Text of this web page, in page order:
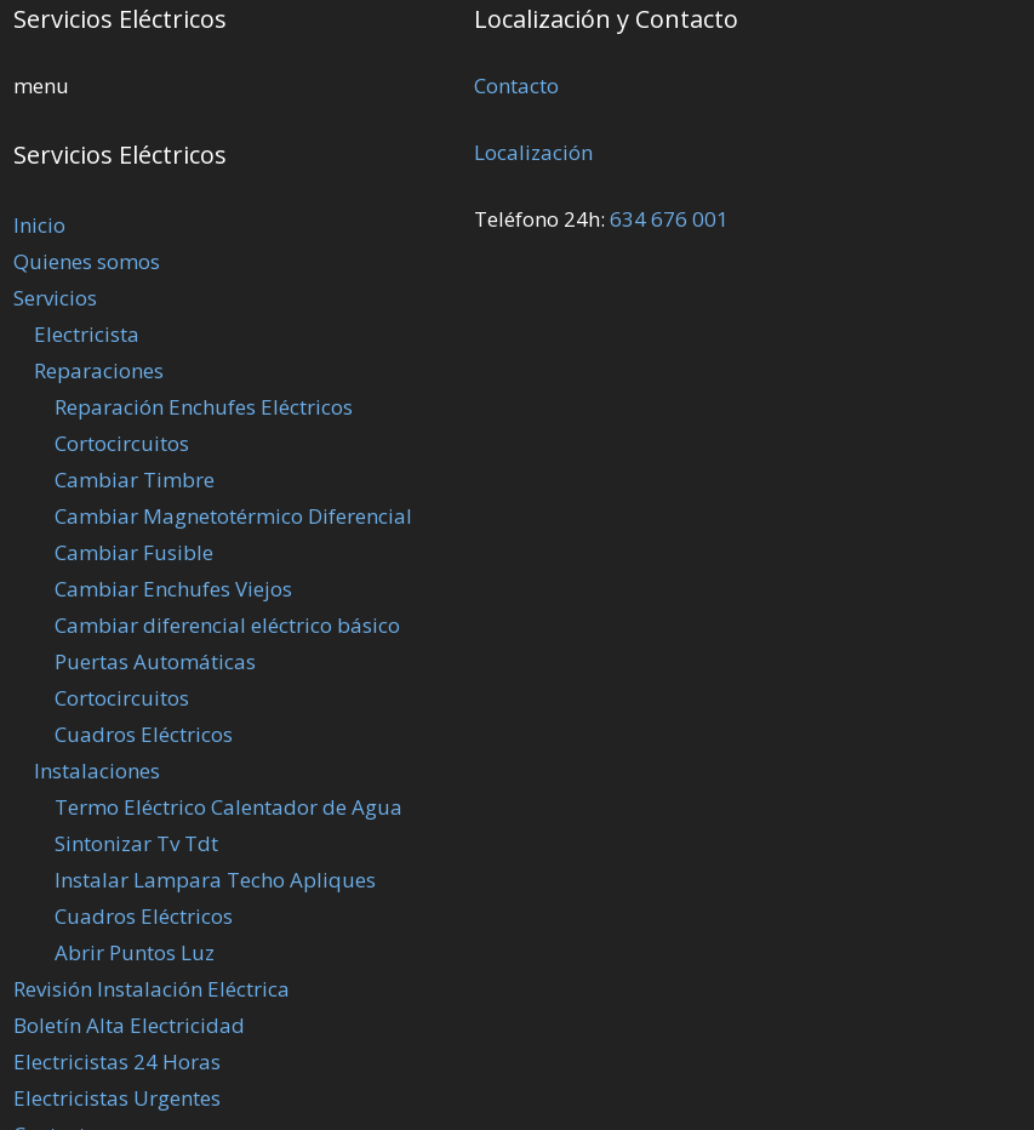
Servicios Eléctricos
menu
Servicios Eléctricos
Inicio
Quienes somos
Servicios
Electricista
Reparaciones
Reparación Enchufes Eléctricos
Cortocircuitos
Cambiar Timbre
Cambiar Magnetotérmico Diferencial
Cambiar Fusible
Cambiar Enchufes Viejos
Cambiar diferencial eléctrico básico
Puertas Automáticas
Cortocircuitos
Cuadros Eléctricos
Instalaciones
Termo Eléctrico Calentador de Agua
Sintonizar Tv Tdt
Instalar Lampara Techo Apliques
Cuadros Eléctricos
Abrir Puntos Luz
Revisión Instalación Eléctrica
Boletín Alta Electricidad
Electricistas 24 Horas
Electricistas Urgentes
Localización y Contacto
Contacto
Localización
Teléfono 24h: 634 676 001